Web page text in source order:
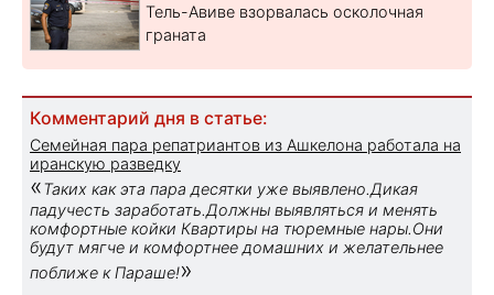
Тель-Авиве взорвалась осколочная
граната
Комментарий дня в статье:
Семейная пара репатриантов из Ашкелона работала на
иранскую разведку
«Таких как эта пара десятки уже выявлено.Дикая
падучесть заработать.Должны выявляться и менять
комфортные койки Квартиры на тюремные нары.Они
будут мягче и комфортнее домашних и желательнее
поближе к Параше!»